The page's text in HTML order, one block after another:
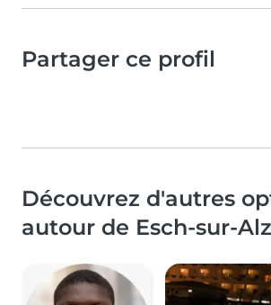
Partager ce profil
Découvrez d'autres
autour de Esch-sur-